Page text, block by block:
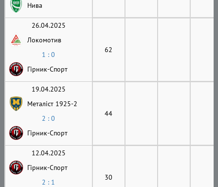
Нива
26.04.2025
Локомотив
1 : 0
Гірник-Cпорт
62
19.04.2025
Металіст 1925-2
2 : 0
Гірник-Cпорт
44
12.04.2025
Гірник-Cпорт
2 : 1
30